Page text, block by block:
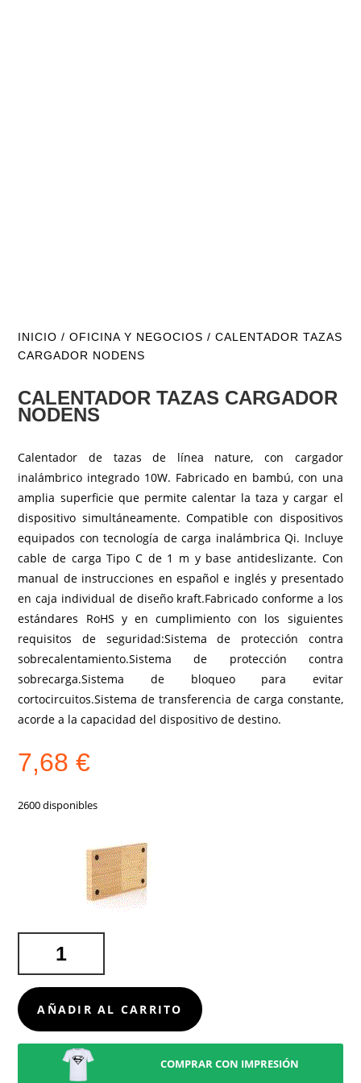
INICIO /OFICINA Y NEGOCIOS / CALENTADOR TAZAS
CARGADOR NODENS
CALENTADOR TAZAS CARGADOR
NODENS
Calentador de tazas de línea nature, con cargador
inalámbrico integrado 10W. Fabricado en bambú, con una
amplia superficie que permite calentar la taza y cargar el
dispositivo simultáneamente. Compatible con dispositivos
equipados con tecnología de carga inalámbrica Qi. Incluye
cable de carga Tipo C de 1 m y base antideslizante. Con
manual de instrucciones en español e inglés y presentado
en caja individual de diseño kraft.Fabricado conforme a los
estándares RoHS y en cumplimiento con los siguientes
requisitos de seguridad:Sistema de protección contra
sobrecalentamiento.Sistema de protección contra
sobrecarga.Sistema de bloqueo para evitar
cortocircuitos.Sistema de transferencia de carga constante,
acorde a la capacidad del dispositivo de destino.
7,68€
2600 disponibles
CARGADOR
NODENS
CANTIDAD
AÑADIR AL CARRITO
COMPRAR CON IMPRESIÓN